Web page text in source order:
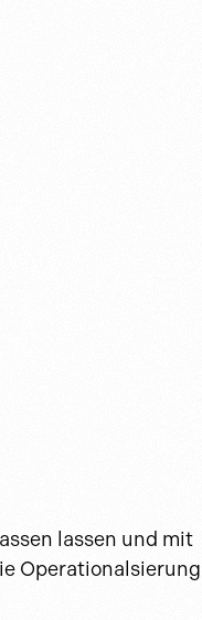
lassen und mit
Operationalsierung